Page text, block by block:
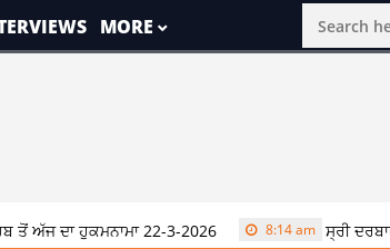
MORE
ਅੱਜ ਦਾ ਹੁਕਮਨਾਮਾ 22-3-2026 8:14 am ਸ੍ਰੀ ਦਰਬਾਰ